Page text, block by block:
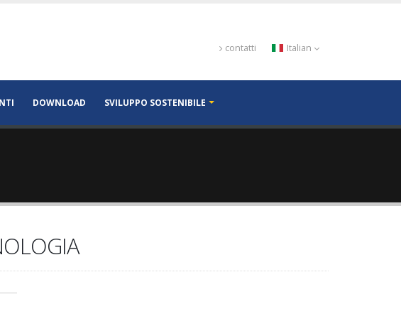
contatti Italian
DOWNLOAD SVILUPPO SOSTENIBILE